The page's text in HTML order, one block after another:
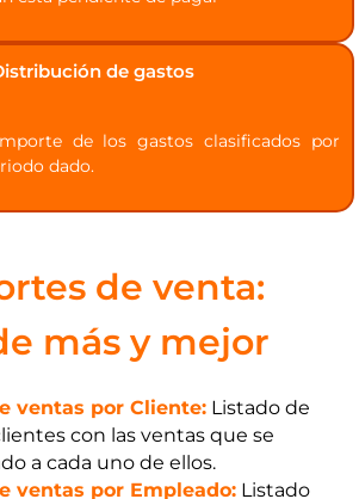
de gastos
de los gastos clasificados por
dado.
de venta:
más y mejor
ventas por Cliente:Listado de
con las ventas que se
a cada uno de ellos.
ventas por Empleado:Listado